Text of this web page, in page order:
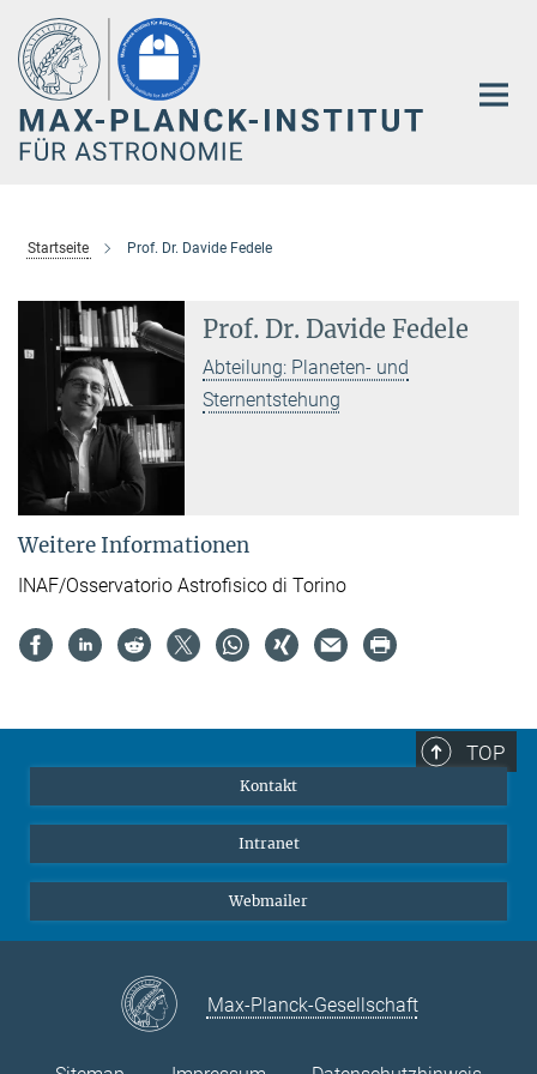
Hauptinhalt
Startseite Prof. Dr. Davide Fedele
Prof. Dr. Davide Fedele
Abteilung: Planeten- und
Sternentstehung
Weitere Informationen
INAF/Osservatorio Astrofisico di Torino
TOP
Kontakt
Intranet
Webmailer
Max-Planck-Gesellschaft